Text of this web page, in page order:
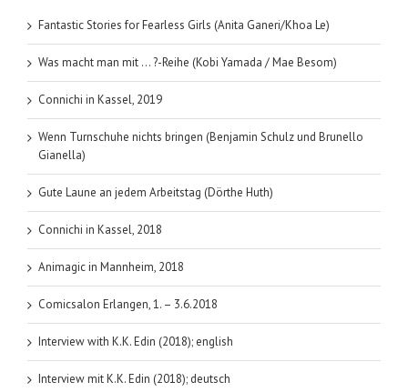
Fantastic Stories for Fearless Girls (Anita Ganeri/Khoa Le)
Was macht man mit … ?-Reihe (Kobi Yamada / Mae Besom)
Connichi in Kassel, 2019
Wenn Turnschuhe nichts bringen (Benjamin Schulz und Brunello
Gianella)
Gute Laune an jedem Arbeitstag (Dörthe Huth)
Connichi in Kassel, 2018
Animagic in Mannheim, 2018
Comicsalon Erlangen, 1. – 3.6.2018
Interview with K.K. Edin (2018); english
Interview mit K.K. Edin (2018); deutsch